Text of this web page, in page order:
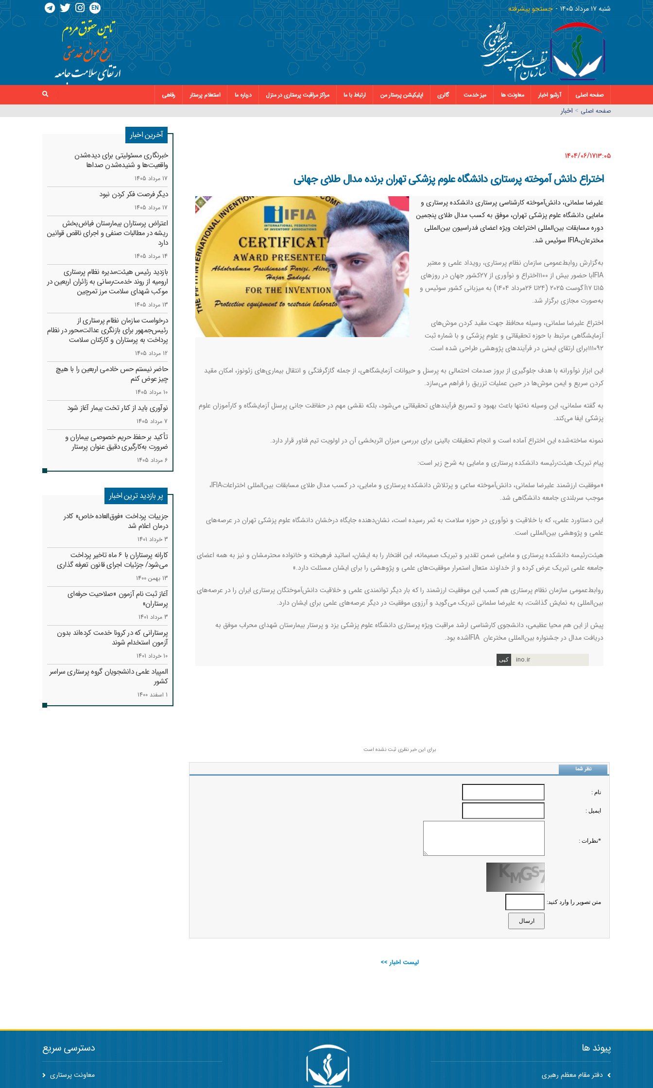
شنبه ١٧ مرداد ١٤٠٥ جستجو پیشرفته EN
صفحه اصلی آرشیو اخبار معاونت ها میز خدمت گالری اپلیکیشن پرستار من ارتباط با ما مراکز مراقبت پرستاری در منزل درباره ما استعلام پرستار
رفاهی
صفحه اصلي > اخبار
1404/06/17١٣:٠٥
اختراع دانش آموخته پرستاری دانشگاه علوم پزشکی تهران برنده مدال طلای جهانی
علیرضا سلمانی، دانش‌آموخته کارشناسی پرستاری دانشکده پرستاری و
مامایی دانشگاه علوم پزشکی تهران، موفق به کسب مدال طلای پنجمین
دوره مسابقات بین‌المللی اختراعات ویژه اعضای فدراسیون بین‌المللی
مخترعان،IFIA سوئیس شد.
به‌گزارش روابط‌عمومی سازمان نظام پرستاری، رویداد علمی و معتبر
IFIA
با حضور بیش از ۱۱۰۰اختراع و نوآوری از ۲۷کشور جهان در روز‌های
۱۵تا ۱۷آگوست ۲۰۲۵ (۲۴تا ۲۶مرداد ۱۴۰۴) به میزبانی کشور سوئیس و
به‌صورت مجازی برگزار شد.
اختراع علیرضا سلمانی، وسیله محافظ جهت مقید کردن موش‌های
آزمایشگاهی مرتبط با حوزه تحقیقاتی و علوم پزشکی و با شماره ثبت
۱۱۱۰۹۲برای ارتقای ایمنی در فرآیند‌های پژوهشی طراحی شده است
.
این ابزار نوآورانه با هدف جلوگیری از بروز صدمات احتمالی به پرسنل و حیوانات آزمایشگاهی، از جمله گازگرفتگی و انتقال بیماری‌های زئونوز، امکان مقید
کردن سریع و ایمن موش‌ها در حین عملیات تزریق را فراهم می‌سازد.
به گفته سلمانی، این وسیله نه‌تنها باعث بهبود و تسریع فرآیند‌های تحقیقاتی می‌شود، بلکه نقشی مهم در حفاظت جانی پرسنل آزمایشگاه و کارآموزان علوم
پزشکی ایفا می‌کند.
نمونه ساخته‌شده این اختراع آماده است و انجام تحقیقات بالینی برای بررسی میزان اثربخشی آن در اولویت تیم فناور قرار دارد.
پیام تبریک هیئت‌رئیسه دانشکده پرستاری و مامایی به شرح زیر است:
«موفقیت ارزشمند علیرضا سلمانی، دانش‌آموخته ساعی و پرتلاش دانشکده پرستاری و مامایی، در کسب مدال طلای مسابقات بین‌المللی اختراعاتIFIA،
موجب سربلندی جامعه دانشگاهی شد.
این دستاورد علمی، که با خلاقیت و نوآوری در حوزه سلامت به ثمر رسیده است، نشان‌دهنده جایگاه درخشان دانشگاه علوم پزشکی تهران در عرصه‌های
علمی و پژوهشی بین‌المللی است.
هیئت‌رئیسه دانشکده پرستاری و مامایی ضمن تقدیر و تبریک صمیمانه، این افتخار را به ایشان، اساتید فرهیخته و خانواده محترمشان و نیز به همه اعضای
جامعه علمی تبریک عرض کرده و از خداوند متعال استمرار موفقیت‌های علمی و پژوهشی را برای ایشان مسئلت دارد.
»
روابط‌عمومی سازمان نظام پرستاری هم کسب این موفقیت ارزشمند را که بار دیگر توانمندی علمی و خلاقیت دانش‌آموختگان پرستاری ایران را در عرصه‌های
بین‌المللی به نمایش گذاشت، به علیرضا سلمانی تبریک می‌گوید و آرزوی موفقیت در دیگر عرصه‌های علمی برای ایشان دارد.
پیش از این هم محیا عظیمی، دانشجوی کارشناسی ارشد مراقبت ویژه پرستاری دانشگاه علوم پزشکی یزد و پرستار بیمارستان شهدای محراب موفق به
دریافت مدال در جشنواره بین‌المللی مخترعان IFIAشده بود.
ino.ir
برای این خبر نظری ثبت نشده است
نظر شما
نام :
ايميل :
*نظرات :
متن تصویر را وارد کنید:
لیست اخبار >>
آخرین اخبار
خبرنگاری مسئولیتی برای دیده‌شدن
واقعیت‌ها و شنیده‌شدن صداها
17 مرداد 1405
دیگر فرصت فکر کردن نبود
17 مرداد 1405
اعتراض پرستاران بیمارستان فیاض‌بخش
ریشه در مطالبات صنفی و اجرای ناقص قوانین
دارد
14 مرداد 1405
بازدید رئیس هیئت‌مدیره نظام پرستاری
ارومیه از روند خدمت‌رسانی به زائران اربعین در
موکب شهدای سلامت مرز تمرچین
13 مرداد 1405
درخواست سازمان نظام پرستاری از
رئیس‌جمهور برای بازنگری عدالت‌محور در نظام
پرداخت به پرستاران و کارکنان سلامت
12 مرداد 1405
حاضر نیستم حس خادمی اربعین را با هیچ
چیز عوض کنم
10 مرداد 1405
نوآوری باید از کنار تخت بیمار آغاز شود
7 مرداد 1405
تأکید بر حفظ حریم خصوصی بیماران و
ضرورت به‌کارگیری دقیق عنوان پرستار
6 مرداد 1405
پر بازدید ترین اخبار
جزییات پرداخت «فوق‌العاده خاص» کادر
درمان اعلام شد
3 خرداد 1401
کارانه‌ پرستاران با 6 ماه تاخیر پرداخت
می‌شود/ جزئیات اجرای قانون تعرفه گذاری
13 بهمن 1400
آغاز ثبت نام آزمون «صلاحیت حرفه‌ای
پرستاران»
3 مرداد 1401
پرستارانی که در کرونا خدمت کرد‌ه‌اند بدون
آزمون استخدام شوند
10 خرداد 1401
المپیاد علمی دانشجویان گروه پرستاری سراسر
کشور
1 اسفند 1400
پیوند ها
دفتر مقام معظم رهبری
دسترسی سریع
معاونت پرستاری